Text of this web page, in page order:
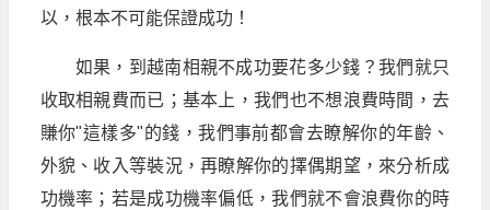
以，根本不可能保證成功！
如果，到越南相親不成功要花多少錢？我們就只
收取相親費而已；基本上，我們也不想浪費時間，去
賺你"這樣多"的錢，我們事前都會去瞭解你的年齡、
外貌、收入等裝況，再瞭解你的擇偶期望，來分析成
功機率；若是成功機率偏低，我們就不會浪費你的時